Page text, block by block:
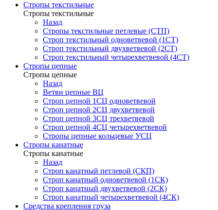
Стропы текстильные
Стропы текстильные
Назад
Стропы текстильные петлевые (СТП)
Строп текстильный одноветвевой (1СТ)
Строп текстильный двухветвевой (2СТ)
Строп текстильный четырехветвевой (4СТ)
Стропы цепные
Стропы цепные
Назад
Ветви цепные ВЦ
Строп цепной 1СЦ одноветвевой
Строп цепной 2СЦ двухветвевой
Строп цепной 3СЦ трехветвевой
Строп цепной 4СЦ четырехветвевой
Стропы цепные кольцевые УСЦ
Стропы канатные
Стропы канатные
Назад
Строп канатный петлевой (СКП)
Строп канатный одноветвевой (1СК)
Строп канатный двухветвевой (2СК)
Строп канатный четырехветвевой (4СК)
Средства крепления груза